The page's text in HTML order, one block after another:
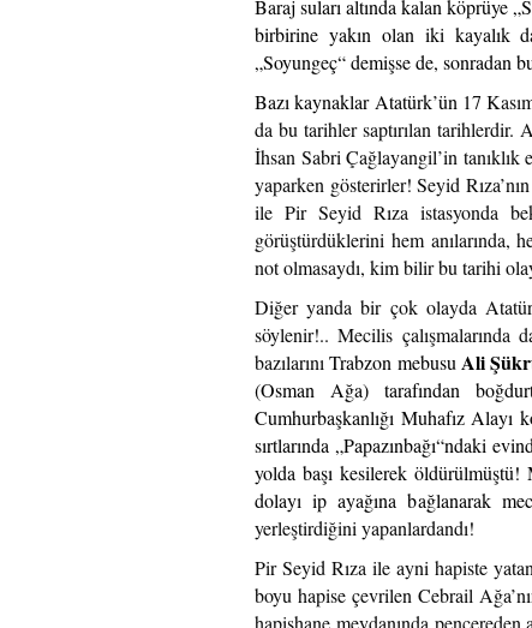
Baraj suları altında kalan köprüye
birbirine yakın olan iki kayalık
„Soyungeç“ demişse de, sonradan
Bazı kaynaklar Atatürk’ün 17
da bu tarihler saptırılan tarihlerdir.
İhsan Sabri Çağlayangil’in tanıklık
yaparken gösterirler! Seyid
ile Pir Seyid Rıza istasyonda
görüştürdüklerini hem anılarında,
not olmasaydı, kim bilir bu tarihi
Diğer yanda bir çok olayda
söylenir!.. Mecilis
bazılarını Trabzon mebusu Ali
(Osman Ağa) tarafından
Cumhurbaşkanlığı Muhafız Alayı
sırtlarında „Papazınbağı“ndaki
yolda başı kesilerek öldürülmüştü!
dolayı ip ayağına bağlanarak
yerleştirdiğini yapanlardandı!
Pir Seyid Rıza ile ayni hapiste
boyu hapise çevrilen Cebrail
hapishane meydanında pencereden